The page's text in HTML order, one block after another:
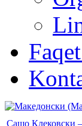
Сашо Клековски –